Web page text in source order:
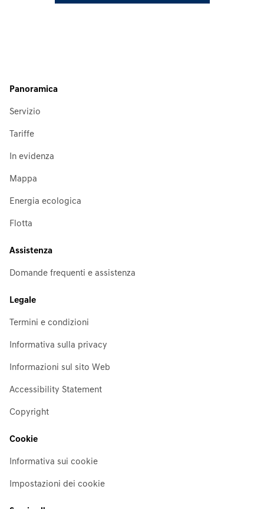
Panoramica
Servizio
Tariffe
In evidenza
Mappa
Energia ecologica
Flotta
Assistenza
Domande frequenti e assistenza
Legale
Termini e condizioni
Informativa sulla privacy
Informazioni sul sito Web
Accessibility Statement
Copyright
Cookie
Informativa sui cookie
Impostazioni dei cookie